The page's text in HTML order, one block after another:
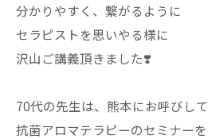
分かりやすく、繋がるように
セラピストを思いやる様に
沢山ご講義頂きました❣️
70代の先生は、熊本にお呼びして
抗菌アロマテラピーのセミナー